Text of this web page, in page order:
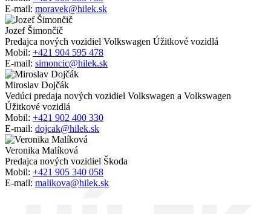
E-mail: moravek@hilek.sk
Jozef Šimončič
Predajca nových vozidiel Volkswagen Úžitkové vozidlá
Mobil: +421 904 595 478
E-mail: simoncic@hilek.sk
Miroslav Dojčák
Vedúci predaja nových vozidiel Volkswagen a Volkswagen
Úžitkové vozidlá
Mobil: +421 902 400 330
E-mail: dojcak@hilek.sk
Veronika Malíková
Predajca nových vozidiel Škoda
Mobil: +421 905 340 058
E-mail: malikova@hilek.sk